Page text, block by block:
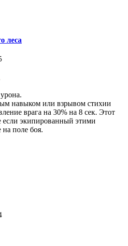
леса
навыком или взрывом стихии
врага на 30% на 8 сек. Этот
если экипированный этими
поле боя.